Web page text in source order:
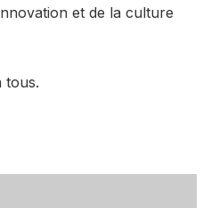
et de la culture
tous.